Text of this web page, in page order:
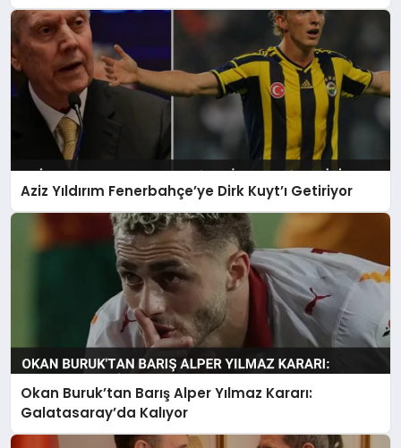
Aziz Yıldırım Fenerbahçe’ye Dirk Kuyt’ı Getiriyor
Okan Buruk’tan Barış Alper Yılmaz Kararı:
Galatasaray’da Kalıyor